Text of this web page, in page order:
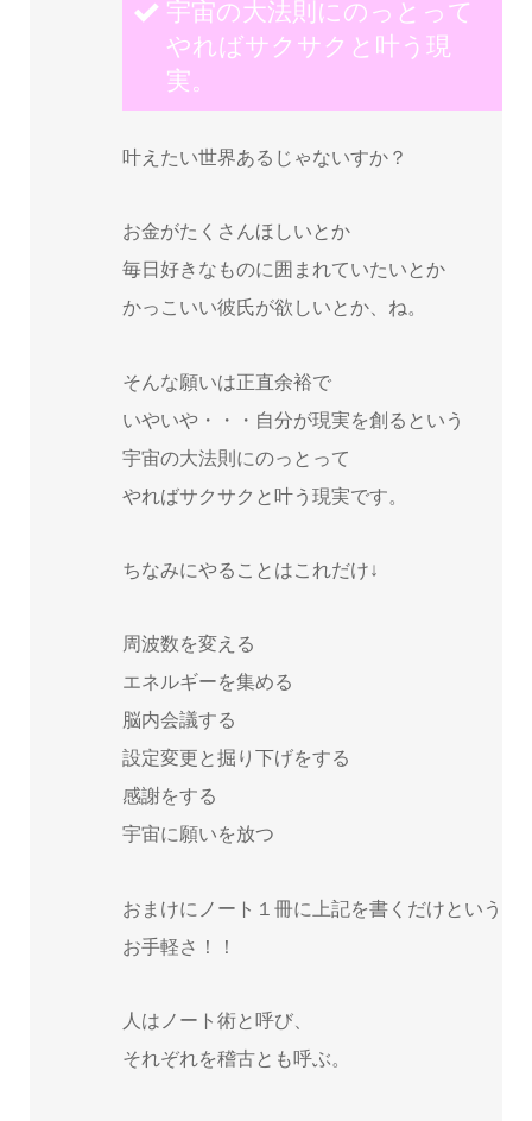
宇宙の大法則にのっとって
やればサクサクと叶う現
実。
叶えたい世界あるじゃないすか？
お金がたくさんほしいとか
毎日好きなものに囲まれていたいとか
かっこいい彼氏が欲しいとか、ね。
そんな願いは正直余裕で
いやいや・・・自分が現実を創るという
宇宙の大法則にのっとって
やればサクサクと叶う現実です。
ちなみにやることはこれだけ↓
周波数を変える
エネルギーを集める
脳内会議する
設定変更と掘り下げをする
感謝をする
宇宙に願いを放つ
おまけにノート１冊に上記を書くだけという
お手軽さ！！
人はノート術と呼び、
それぞれを稽古とも呼ぶ。